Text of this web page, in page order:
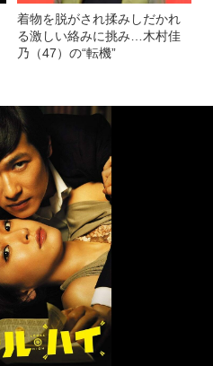
着物を脱がされ揉みしだかれ
る激しい絡みに挑み…木村佳
乃（47）の“転機”